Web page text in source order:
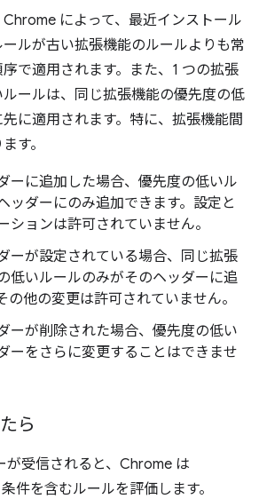
によって、最近インストール
ルが古い拡張機能のルールよりも常
で適用されます。また、1 つの拡張
ールは、同じ拡張機能の優先度の低
に適用されます。特に、拡張機能間
す。
ーに追加した場合、優先度の低いル
ッダーにのみ追加できます。設定と
ションは許可されていません。
ーが設定されている場合、同じ拡張
低いルールのみがそのヘッダーに追
の他の変更は許可されていません。
ーが削除された場合、優先度の低い
ーをさらに変更することはできませ
ら
が受信されると、Chrome は
条件を含むルールを評価します。